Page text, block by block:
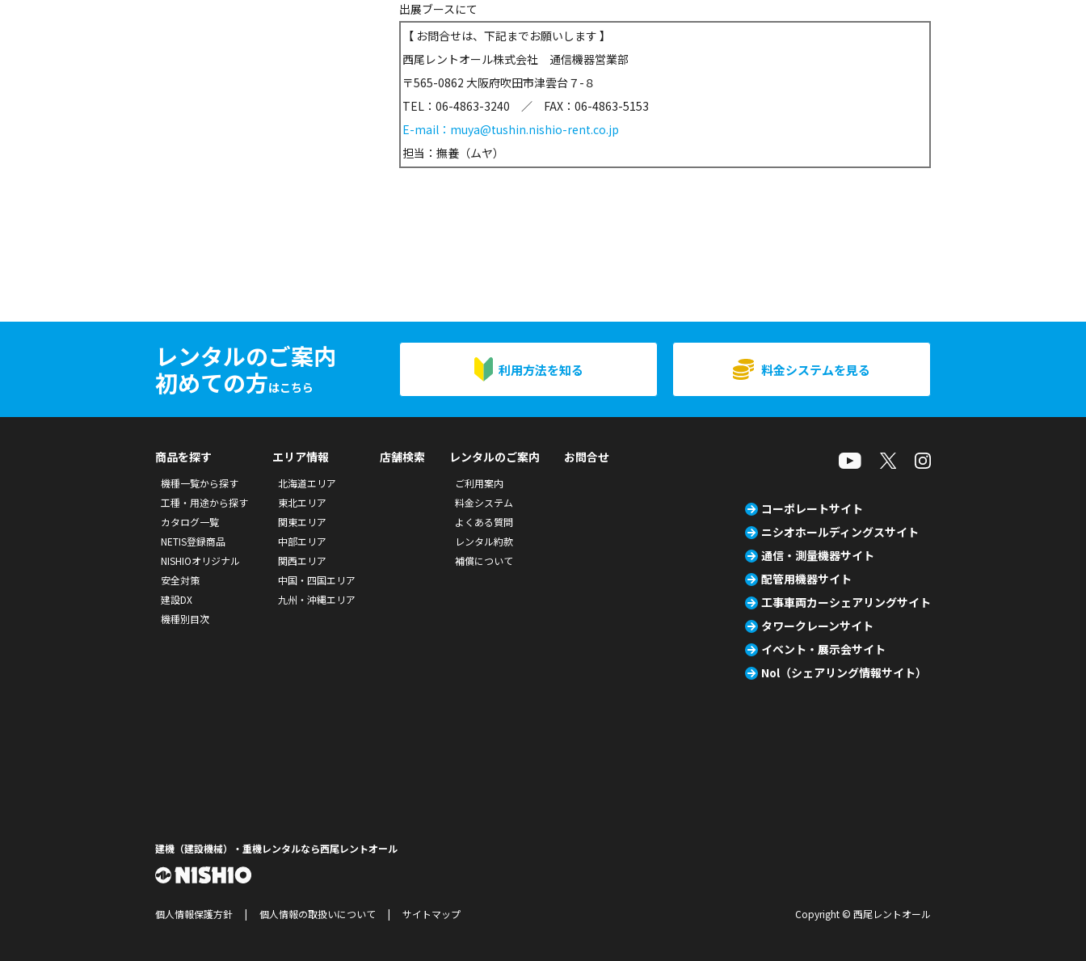
出展ブースにて
【 お問合せは、下記までお願いします 】
西尾レントオール株式会社 通信機器営業部
〒565-0862 大阪府吹田市津雲台７-８
TEL：06-4863-3240 ／ FAX：06-4863-5153
E-mail：muya@tushin.nishio-rent.co.jp
担当：撫養（ムヤ）
レンタルのご案内
初めての方はこちら
利用方法を知る 料金システムを見る
商品を探す
機種一覧から探す
工種・用途から探す
カタログ一覧
NETIS登録商品
NISHIOオリジナル
安全対策
建設DX
機種別目次
エリア情報
北海道エリア
東北エリア
関東エリア
中部エリア
関西エリア
中国・四国エリア
九州・沖縄エリア
店舗検索 レンタルのご案内
ご利用案内
料金システム
よくある質問
レンタル約款
補償について
お問合せ
コーポレートサイト
ニシオホールディングスサイト
通信・測量機器サイト
配管用機器サイト
工事車両カーシェアリングサイト
タワークレーンサイト
イベント・展示会サイト
Nol（シェアリング情報サイト）
建機（建設機械）・重機レンタルなら西尾レントオール
個人情報保護方針 個人情報の取扱いについて サイトマップ Copyright © 西尾レントオール